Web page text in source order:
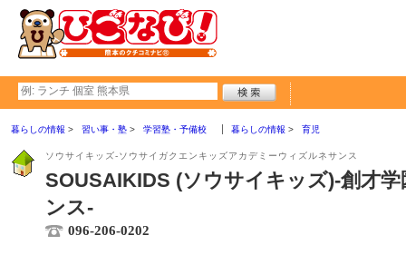
暮らしの情報 習い事・塾 学習塾・予備校 暮らしの情報 育児
ソウサイキッズ-ソウサイガクエンキッズアカデミーウィズルネサンス
SOUSAIKIDS (ソウサイキッズ)-創才
ンス-
096-206-0202